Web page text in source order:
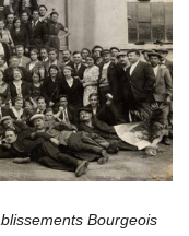
Bourgeois